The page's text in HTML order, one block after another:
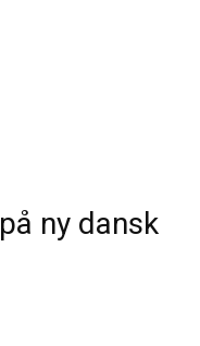
ny dansk